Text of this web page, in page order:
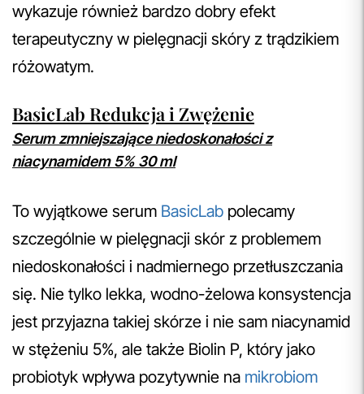
wykazuje również bardzo dobry efekt
terapeutyczny w pielęgnacji skóry z trądzikiem
różowatym.
BasicLab Redukcja i Zwężenie
Serum zmniejszające niedoskonałości z
niacynamidem 5% 30 ml
To wyjątkowe serum BasicLab polecamy
szczególnie w pielęgnacji skór z problemem
niedoskonałości i nadmiernego przetłuszczania
się. Nie tylko lekka, wodno-żelowa konsystencja
jest przyjazna takiej skórze i nie sam niacynamid
w stężeniu 5%, ale także Biolin P, który jako
probiotyk wpływa pozytywnie na mikrobiom